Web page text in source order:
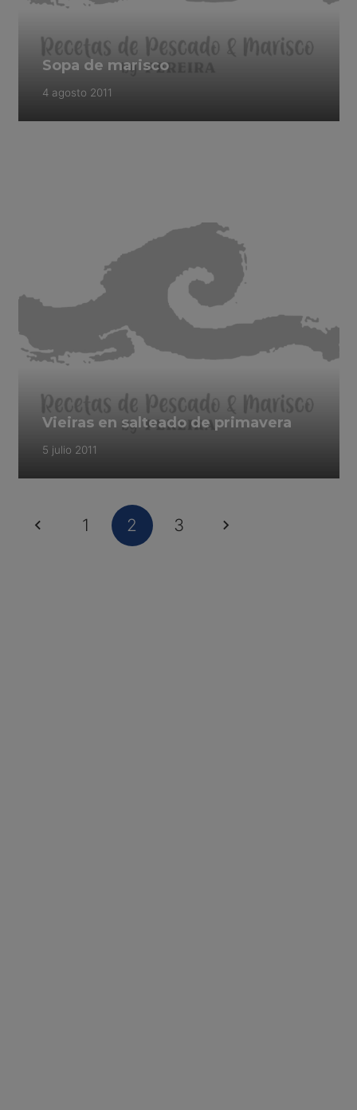
Sopa de marisco
4 agosto 2011
Vieiras en salteado de primavera
5 julio 2011
1 2 3